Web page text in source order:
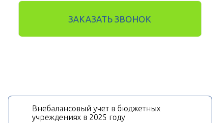
ЗАКАЗАТЬ ЗВОНОК
Внебалансовый учет в бюджетных
учреждениях в 2025 году